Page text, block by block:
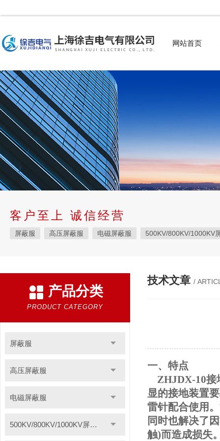
网站首页
客户至上 诚信经营
屏蔽服 高压屏蔽服 电磁屏蔽服 500KV/800KV/1000KV
绝缘枝剪 绝缘夹钳 蚕丝绳 登高板 绝缘操作杆
智能电力安全工器具柜 高压短路接地线
聚酰亚胺薄膜 1249聚酯氧绝缘漆快干型
聚酰亚胺玻璃布层压板 三聚氰胺层压板
过电压保护器
电加热器 电力测
绝缘脚手架 VM63A便携式数显测振仪 导磁板 绝缘材料
分流器 耐压测试仪
数显相序表 AGV刷
产品分类
PRODUCT CATEGORY
屏蔽服
高压屏蔽服
电磁屏蔽服
500KV/800KV/1000KV屏蔽服
技术文章 /
一、 特点
ZHJDX-10接
显的接地装置
雷针配合使用
同时也解决了
触)而造成损失